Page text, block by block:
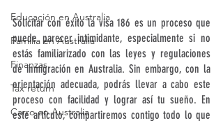
Educación en Australia
Familia en Australia
Finanzas
Tax return
Carro en Australia
Solicitar con éxito la visa 186 es un proceso que
puede parecer intimidante, especialmente si no
estás familiarizado con las leyes y regulaciones
de inmigración en Australia. Sin embargo, con la
orientación adecuada, podrás llevar a cabo este
proceso con facilidad y lograr así tu sueño. En
este artículo, compartiremos contigo todo lo que